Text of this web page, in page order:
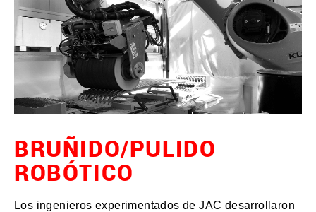
BRUÑIDO/PULIDO
ROBÓTICO
Los ingenieros experimentados de JAC desarrollaron